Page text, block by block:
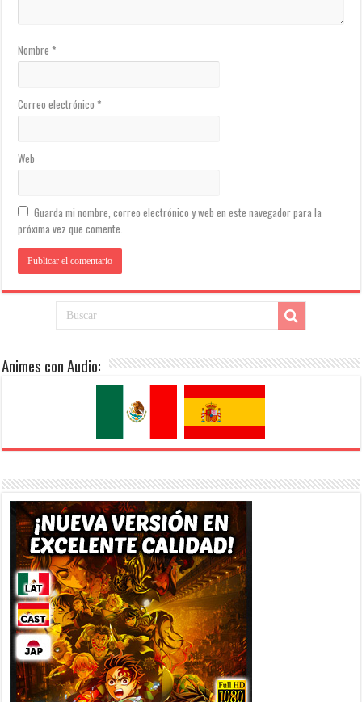
Nombre*
Correo electrónico*
Web
Guarda mi nombre, correo electrónico y web en este navegador para la
próxima vez que comente.
Animes con Audio: